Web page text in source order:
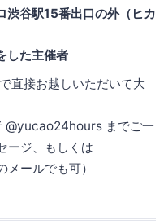
渋谷駅15番出口の外（ヒカ
した主催者
直接お越しいただいて大
@yucao24hours までご一
ージ、もしくは
ールでも可）